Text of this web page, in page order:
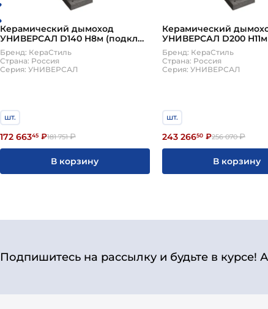
Керамический дымоход
УНИВЕРСАЛ D140 H8м (подкл
45, верхний комплект)
КераСтиль
Бренд: КераСтиль
Страна: Россия
Серия: УНИВЕРСАЛ
шт.
172 66345 ₽181 751₽
В корзину
Керамический
УНИВЕРСАЛ D200
45, верхний комплект)
КераСтиль
Бренд: КераСтиль
Страна: Россия
Серия: УНИВЕРСАЛ
шт.
243 26650₽256 070₽
В корзину
Подпишитесь на рассылку и будьте в курсе!